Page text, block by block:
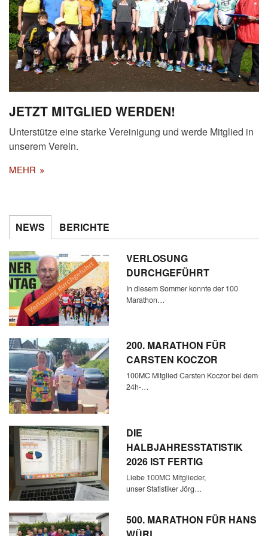
JETZT MITGLIED WERDEN!
Unterstütze eine starke Vereinigung und werde Mitglied in
unserem Verein.
MEHR
NEWS BERICHTE
VERLOSUNG
DURCHGEFÜHRT
In diesem Sommer konnte der 100
Marathon…
200. MARATHON FÜR
CARSTEN KOCZOR
100MC Mitglied Carsten Koczor bei dem
24h-…
DIE
HALBJAHRESSTATISTIK
2026 IST FERTIG
Liebe 100MC Mitglieder,
unser Statistiker Jörg…
500. MARATHON FÜR HANS